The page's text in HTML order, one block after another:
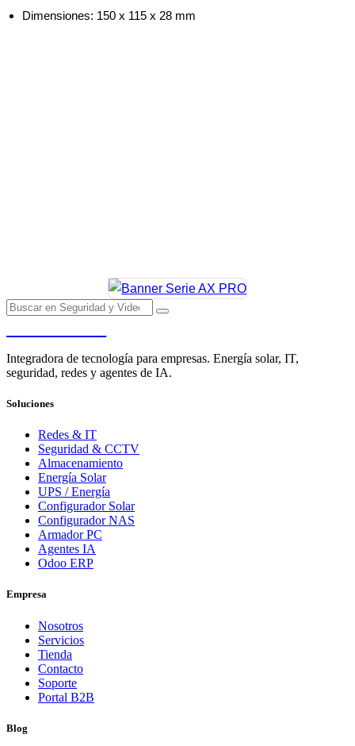
Dimensiones: 150 x 115 x 28 mm
Integradora de tecnología para empresas. Energía solar, IT,
seguridad, redes y agentes de IA.
Soluciones
Redes & IT
Seguridad & CCTV
Almacenamiento
Energía Solar
UPS / Energía
Configurador Solar
Configurador NAS
Armador PC
Agentes IA
Odoo ERP
Empresa
Nosotros
Servicios
Tienda
Contacto
Soporte
Portal B2B
Blog